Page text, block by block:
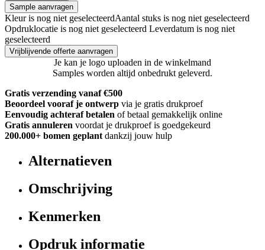
Sample aanvragen
Kleur is nog niet geselecteerdAantal stuks is nog niet geselecteerd
Opdruklocatie is nog niet geselecteerd Leverdatum is nog niet
geselecteerd
Vrijblijvende offerte aanvragen
Je kan je logo uploaden in de winkelmand
Samples worden altijd onbedrukt geleverd.
Gratis verzending vanaf €500
Beoordeel vooraf je ontwerp via je gratis drukproef
Eenvoudig achteraf betalen of betaal gemakkelijk online
Gratis annuleren voordat je drukproef is goedgekeurd
200.000+ bomen geplant dankzij jouw hulp
Alternatieven
Omschrijving
Kenmerken
Opdruk informatie